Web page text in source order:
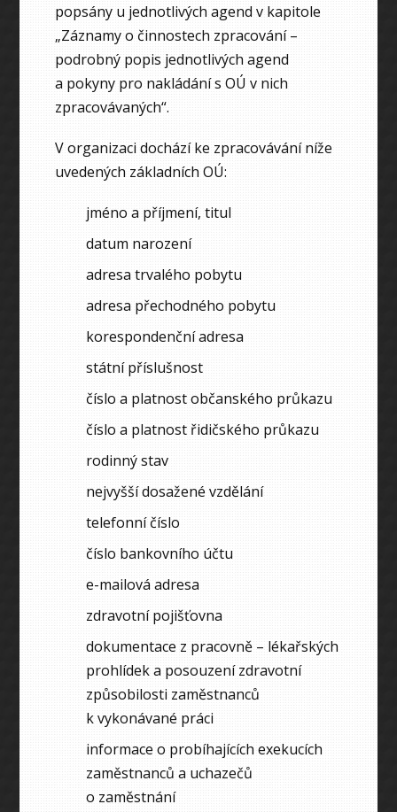
popsány u jednotlivých agend v kapitole
„Záznamy o činnostech zpracování –
podrobný popis jednotlivých agend
a pokyny pro nakládání s OÚ v nich
zpracovávaných“.
V organizaci dochází ke zpracovávání níže
uvedených základních OÚ:
jméno a příjmení, titul
datum narození
adresa trvalého pobytu
adresa přechodného pobytu
korespondenční adresa
státní příslušnost
číslo a platnost občanského průkazu
číslo a platnost řidičského průkazu
rodinný stav
nejvyšší dosažené vzdělání
telefonní číslo
číslo bankovního účtu
e-mailová adresa
zdravotní pojišťovna
dokumentace z pracovně – lékařských
prohlídek a posouzení zdravotní
způsobilosti zaměstnanců
k vykonávané práci
informace o probíhajících exekucích
zaměstnanců a uchazečů
o zaměstnání